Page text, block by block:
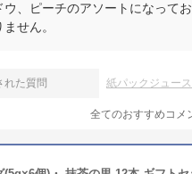
ウ、ピーチのアソートになって
せん。
れた質問 紙パックジュー
全てのおすすめコメ